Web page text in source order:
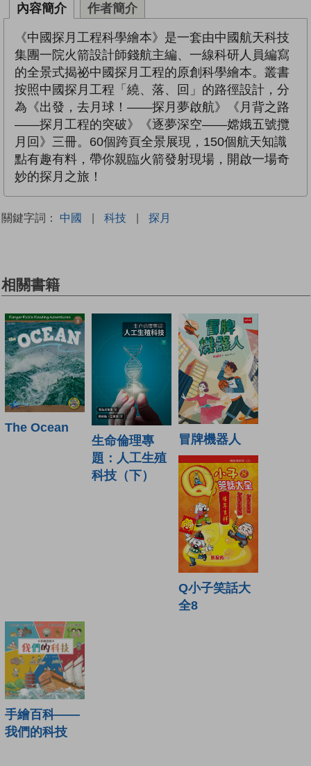
內容簡介 作者簡介
《中國探月工程科學繪本》是一套由中國航天科技
集團一院火箭設計師錢航主編、一線科研人員編寫
的全景式揭祕中國探月工程的原創科學繪本。叢書
按照中國探月工程「繞、落、回」的路徑設計，分
為《出發，去月球！——探月夢啟航》《月背之路
——探月工程的突破》《逐夢深空——嫦娥五號攬
月回》三冊。60個跨頁全景展現，150個航天知識
點有趣有料，帶你親臨火箭發射現場，開啟一場奇
妙的探月之旅！
關鍵字詞： 中國 | 科技 | 探月
相關書籍
The Ocean
生命倫理專
題：人工生殖
科技（下）
冒牌機器人
Q小子笑話大
全8
手繪百科——
我們的科技